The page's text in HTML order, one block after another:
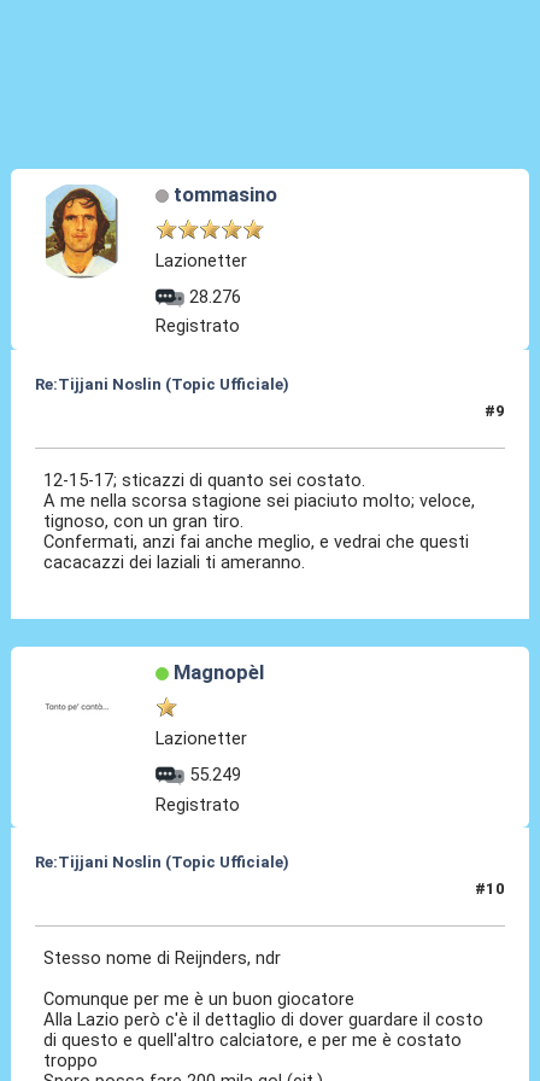
tommasino
Lazionetter
28.276
Registrato
Re:Tijjani Noslin (Topic Ufficiale)
#9
12-15-17; sticazzi di quanto sei costato.
A me nella scorsa stagione sei piaciuto molto; veloce,
tignoso, con un gran tiro.
Confermati, anzi fai anche meglio, e vedrai che questi
cacacazzi dei laziali ti ameranno.
Magnopèl
Lazionetter
55.249
Registrato
Re:Tijjani Noslin (Topic Ufficiale)
#10
Stesso nome di Reijnders, ndr
Comunque per me è un buon giocatore
Alla Lazio però c'è il dettaglio di dover guardare il costo
di questo e quell'altro calciatore, e per me è costato
troppo